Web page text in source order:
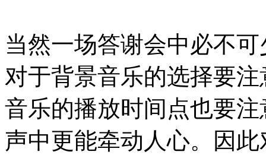
当然一场答谢会中必不
对于背景音乐的选择要
音乐的播放时间点也要
声中更能牵动人心。因